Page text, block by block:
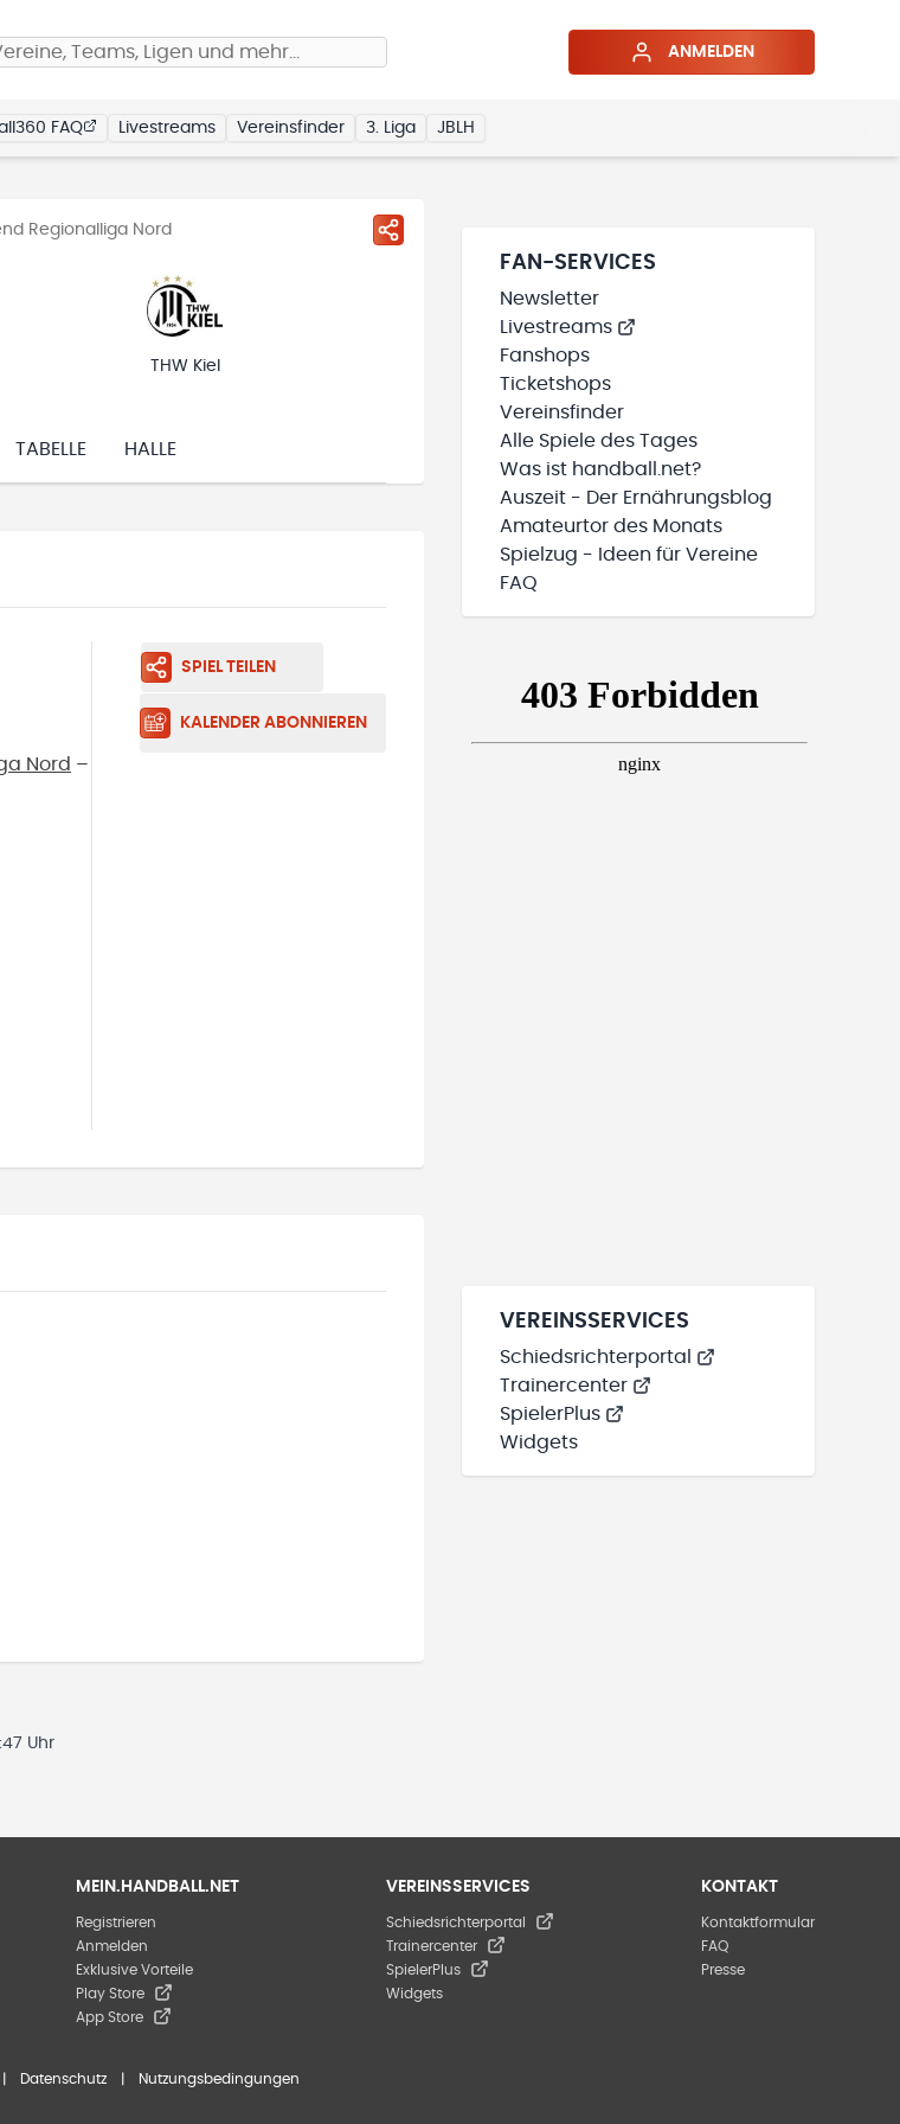
Teams, Ligen und mehr… ANMELDEN
FAQ Livestreams Vereinsfinder 3. Liga JBLH
Regionalliga Nord
THW Kiel
TABELLE HALLE
Nord –
SPIEL TEILEN
KALENDER ABONNIEREN
Uhr
FAN-SERVICES
Newsletter
Livestreams
Fanshops
Ticketshops
Vereinsfinder
Alle Spiele des Tages
Was ist handball.net?
Auszeit - Der Ernährungsblog
Amateurtor des Monats
Spielzug - Ideen für Vereine
FAQ
VEREINSSERVICES
Schiedsrichterportal
Trainercenter
SpielerPlus
Widgets
MEIN.HANDBALL.NET
Registrieren
Anmelden
Exklusive Vorteile
Play Store
App Store
VEREINSSERVICES
Schiedsrichterportal
Trainercenter
SpielerPlus
Widgets
KONTAKT
Kontaktformular
FAQ
Presse
Datenschutz Nutzungsbedingungen